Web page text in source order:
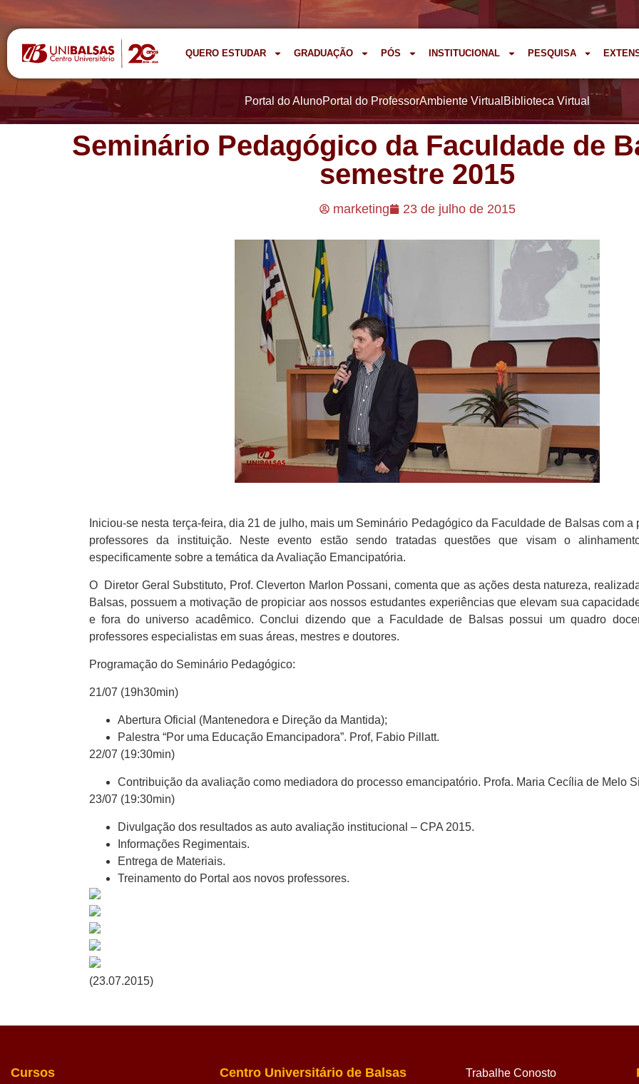
QUERO ESTUDAR GRADUAÇÃO PÓS INSTITUCIONAL PESQUISA
Portal do AlunoPortal do ProfessorAmbiente Virtual Biblioteca Virtual
Seminário Pedagógico da Faculdade de
semestre 2015
marketing 23 de julho de 2015
Iniciou-se nesta terça-feira, dia 21 de julho, mais um Seminário Pedagógico da Faculdade de Balsas com a
professores da instituição. Neste evento estão sendo tratadas questões que visam o
especificamente sobre a temática da Avaliação Emancipatória.
O Diretor Geral Substituto, Prof. Cleverton Marlon Possani, comenta que as ações desta natureza,
Balsas, possuem a motivação de propiciar aos nossos estudantes experiências que elevam sua
e fora do universo acadêmico. Conclui dizendo que a Faculdade de Balsas possui um quadro
professores especialistas em suas áreas, mestres e doutores.
Programação do Seminário Pedagógico:
21/07 (19h30min)
Abertura Oficial (Mantenedora e Direção da Mantida);
Palestra “Por uma Educação Emancipadora”. Prof, Fabio Pillatt.
22/07 (19:30min)
Contribuição da avaliação como mediadora do processo emancipatório. Profa. Maria Cecília de Melo
23/07 (19:30min)
Divulgação dos resultados as auto avaliação institucional – CPA 2015.
Informações Regimentais.
Entrega de Materiais.
Treinamento do Portal aos novos professores.
(23.07.2015)
Cursos Centro Universitário de Balsas Trabalhe Conosto